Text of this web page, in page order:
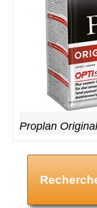
Proplan